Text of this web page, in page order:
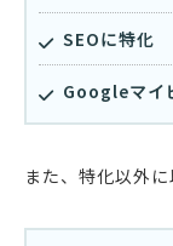
SEOに特化
Googleマイ
また、特化以外